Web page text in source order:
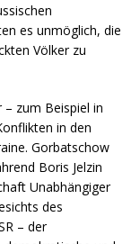
es unmöglich, die
Völker zu
zum Beispiel in
in den
Gorbatschow
Boris Jelzin
Unabhängiger
des
– der